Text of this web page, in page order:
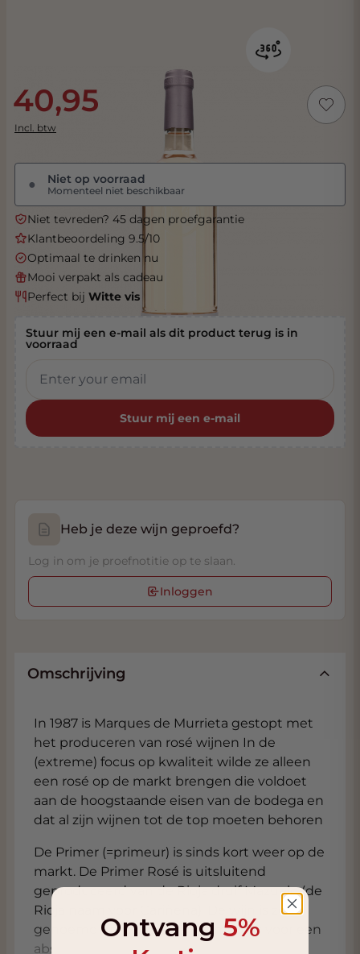
40,95
Incl. btw
● Niet op voorraad
Momenteel niet beschikbaar
Niet tevreden? 45 dagen proefgarantie
Klantbeoordeling 9.5/10
Optimaal te drinken nu
Mooi verpakt als cadeau
Perfect bij Witte vis
Stuur mij een e-mail als dit product terug is in
voorraad
Stuur mij een e-mail
Heb je deze wijn geproefd?
Log in om je proefnotitie op te slaan.
Inloggen
Omschrijving
In 1987 is Marques de Murrieta gestopt met
het produceren van rosé wijnen In de
(extreme) focus op kwaliteit wilde ze alleen
een rosé op de markt brengen die voldoet
aan de hoogstaande eisen van de bodega en
dat al zijn wijnen tot de top moeten behoren
De Primer (=primeur) is sinds kort weer op de
markt. De Primer Rosé is uitsluitend
geproduceerd van de Rioja druif Mazuelo (de
Rioja naam voor Cariñena). De wijn is zo
genoemd omdat dit een primeur is voor een
absolute top Rioja rosé gemaakt van
Ontvang 5%